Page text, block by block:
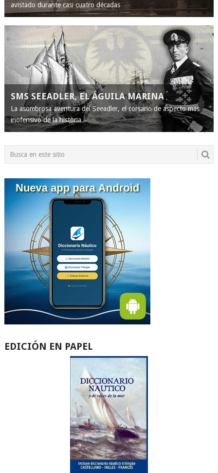
avistado durante casi cuatro décadas
SMS SEEADLER, EL ÁGUILA MARINA
La asombrosa aventura del Seeadler, el corsario de aspecto más
inofensivo de la historia
EDICIÓN EN PAPEL